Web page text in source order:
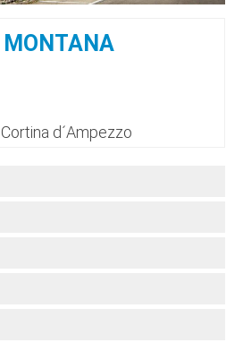
Cortina d´Ampezzo